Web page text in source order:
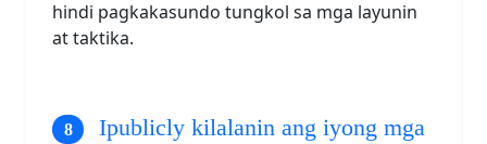
hindi pagkakasundo tungkol sa mga layunin
at taktika.
Ipublicly kilalanin ang iyong mga